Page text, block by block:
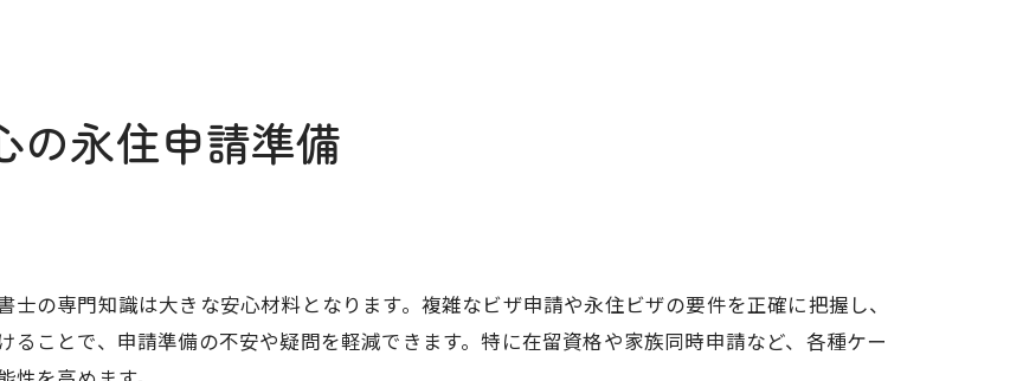
の永住申請準備
の専門知識は大きな安心材料となります。複雑なビザ申請や永住ビザの要件を正確に把握し、
ことで、申請準備の不安や疑問を軽減できます。特に在留資格や家族同時申請など、各種ケー